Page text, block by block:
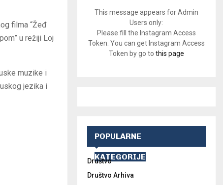
filma “Žeđ
u režiji Loj
muzike i
jezika i
This message appears for Admin
Users only:
Please fill the Instagram Access
Token. You can get Instagram Access
Token by go to this page
POPULARNE
KATEGORIJE
Društvo
Društvo Arhiva